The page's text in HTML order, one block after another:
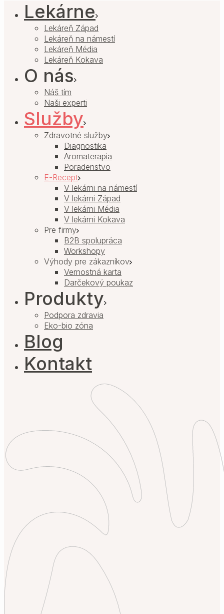
Lekárne
Lekáreň Západ
Lekáreň na námestí
Lekáreň Média
Lekáreň Kokava
O nás
Náš tím
Naši experti
Služby
Zdravotné služby
Diagnostika
Aromaterapia
Poradenstvo
E-Recept
V lekárni na námestí
V lekárni Západ
V lekárni Média
V lekárni Kokava
Pre firmy
B2B spolupráca
Workshopy
Výhody pre zákazníkov
Vernostná karta
Darčekový poukaz
Produkty
Podpora zdravia
Eko-bio zóna
Blog
Kontakt